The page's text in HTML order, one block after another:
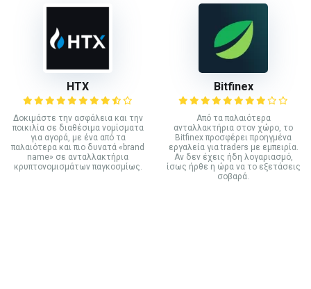
HTX
Δοκιμάστε την ασφάλεια και την
ποικιλία σε διαθέσιμα νομίσματα
για αγορά, με ένα από τα
παλαιότερα και πιο δυνατά «brand
name» σε ανταλλακτήρια
κρυπτονομισμάτων παγκοσμίως.
Bitfinex
Από τα παλαιότερα
ανταλλακτήρια στον χώρο, το
Bitfinex προσφέρει προηγμένα
εργαλεία για traders με εμπειρία.
Αν δεν έχεις ήδη λογαριασμό,
ίσως ήρθε η ώρα να το εξετάσεις
σοβαρά.